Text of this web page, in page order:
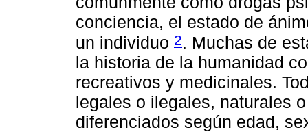
conciencia, el estado de
un individuo 2. Muchas de
la historia de la humanidad
recreativos y medicinales.
legales o ilegales, naturales
diferenciados según edad,